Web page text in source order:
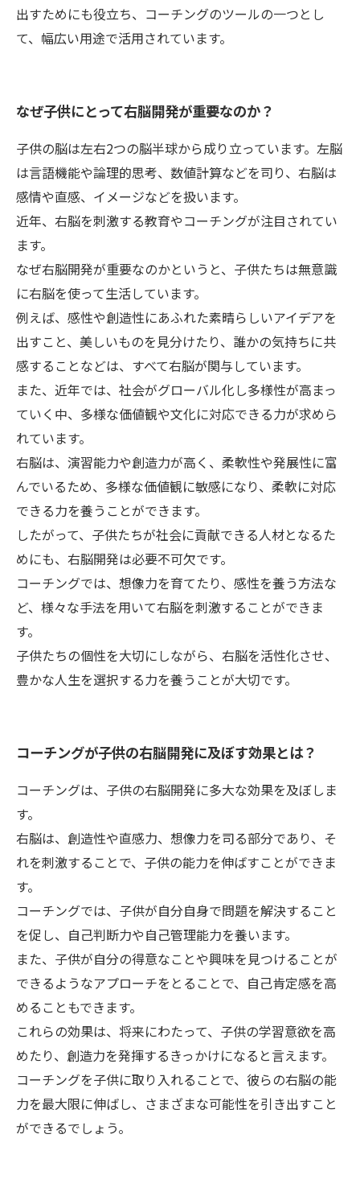
出すためにも役立ち、コーチングのツールの一つとし
て、幅広い用途で活用されています。
なぜ子供にとって右脳開発が重要なのか？
子供の脳は左右2つの脳半球から成り立っています。左脳
は言語機能や論理的思考、数値計算などを司り、右脳は
感情や直感、イメージなどを扱います。
近年、右脳を刺激する教育やコーチングが注目されてい
ます。
なぜ右脳開発が重要なのかというと、子供たちは無意識
に右脳を使って生活しています。
例えば、感性や創造性にあふれた素晴らしいアイデアを
出すこと、美しいものを見分けたり、誰かの気持ちに共
感することなどは、すべて右脳が関与しています。
また、近年では、社会がグローバル化し多様性が高まっ
ていく中、多様な価値観や文化に対応できる力が求めら
れています。
右脳は、演習能力や創造力が高く、柔軟性や発展性に富
んでいるため、多様な価値観に敏感になり、柔軟に対応
できる力を養うことができます。
したがって、子供たちが社会に貢献できる人材となるた
めにも、右脳開発は必要不可欠です。
コーチングでは、想像力を育てたり、感性を養う方法な
ど、様々な手法を用いて右脳を刺激することができま
す。
子供たちの個性を大切にしながら、右脳を活性化させ、
豊かな人生を選択する力を養うことが大切です。
コーチングが子供の右脳開発に及ぼす効果とは？
コーチングは、子供の右脳開発に多大な効果を及ぼしま
す。
右脳は、創造性や直感力、想像力を司る部分であり、そ
れを刺激することで、子供の能力を伸ばすことができま
す。
コーチングでは、子供が自分自身で問題を解決すること
を促し、自己判断力や自己管理能力を養います。
また、子供が自分の得意なことや興味を見つけることが
できるようなアプローチをとることで、自己肯定感を高
めることもできます。
これらの効果は、将来にわたって、子供の学習意欲を高
めたり、創造力を発揮するきっかけになると言えます。
コーチングを子供に取り入れることで、彼らの右脳の能
力を最大限に伸ばし、さまざまな可能性を引き出すこと
ができるでしょう。